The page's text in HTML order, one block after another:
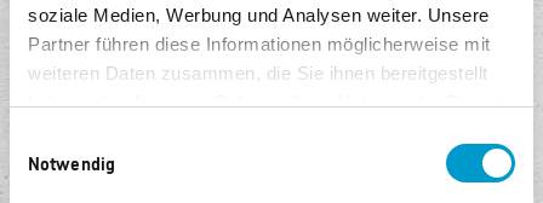
soziale Medien, Werbung und Analysen weiter. Unsere
Partner führen diese Informationen möglicherweise mit
weiteren Daten zusammen, die Sie ihnen bereitgestellt
haben oder die sie im Rahmen Ihrer Nutzung der Dienste
Notwendig
Senden Sie die Ware innerhalb von 14 Tagen kostenlos zurück.
Bequem und sicher bezahlen